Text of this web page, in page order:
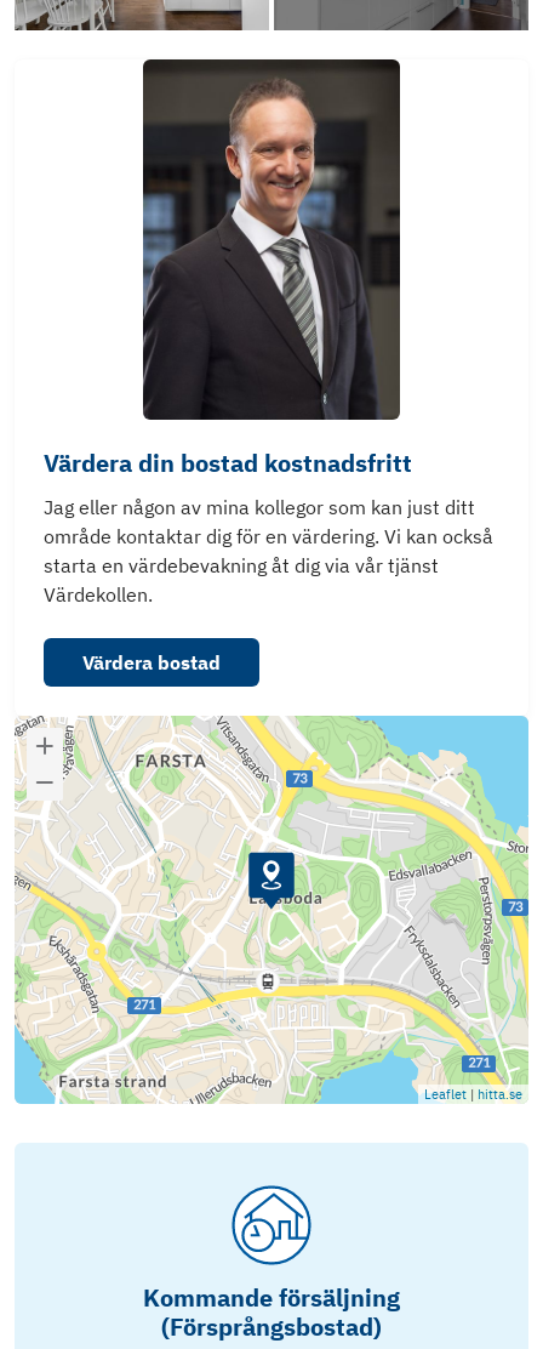
Värdera din bostad kostnadsfritt
Jag eller någon av mina kollegor som kan just ditt
område kontaktar dig för en värdering. Vi kan också
starta en värdebevakning åt dig via vår tjänst
Värdekollen.
Värdera bostad
Leaflet | hitta.se
Kommande försäljning
(Försprångsbostad)